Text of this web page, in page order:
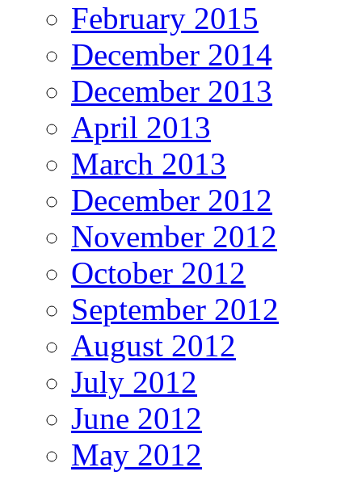
February 2015
December 2014
December 2013
April 2013
March 2013
December 2012
November 2012
October 2012
September 2012
August 2012
July 2012
June 2012
May 2012